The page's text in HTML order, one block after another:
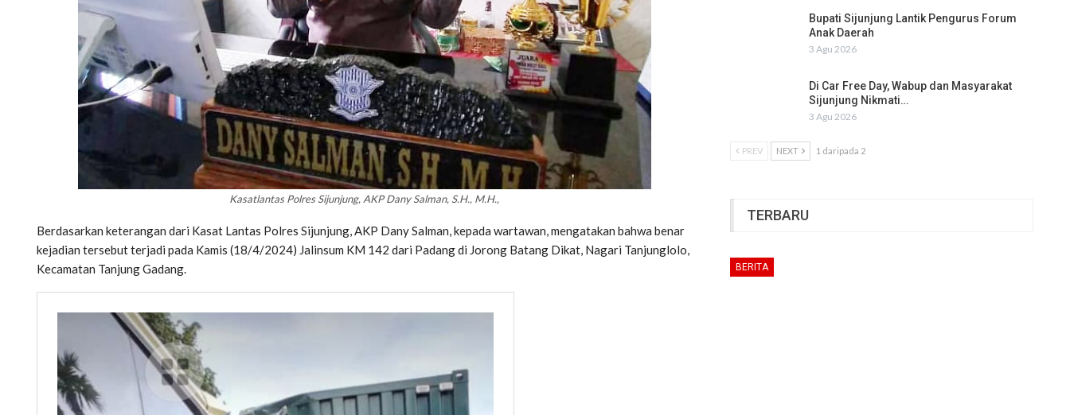
Kasatlantas Polres Sijunjung, AKP Dany Salman, S.H., M.H.,
Berdasarkan keterangan dari Kasat Lantas Polres Sijunjung, AKP Dany Salman, kepada wartawan, mengatakan bahwa benar
kejadian tersebut terjadi pada Kamis (18/4/2024) Jalinsum KM 142 dari Padang di Jorong Batang Dikat, Nagari Tanjunglolo,
Kecamatan Tanjung Gadang.
Bupati Sijunjung Lantik Pengurus Forum
Anak Daerah
3 Agu 2026
Di Car Free Day, Wabup dan Masyarakat
Sijunjung Nikmati…
3 Agu 2026
PREV NEXT 1 daripada 2
TERBARU
BERITA